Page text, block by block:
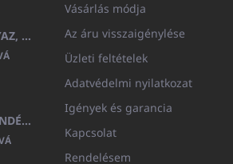
GYERMEK FÜRDŐKÖPENY BEYAZ, FROTE FEHÉR KAPUCNIVAL (400GR)
MEDITERAN KOZMETIKAI AJÁNDÉKKÉSZLET
Vásárlás módja
Az áru visszaigénylése
Üzleti feltételek
Adatvédelmi nyilatkozat
Igények és garancia
Kapcsolat
Rendelésem